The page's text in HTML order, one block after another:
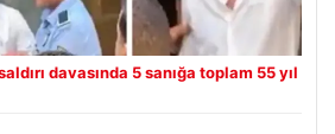
davasında 5 sanığa toplam 55 yıl